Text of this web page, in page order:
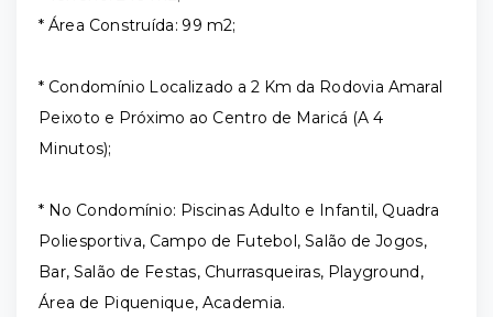
* Área Construída: 99 m2;
* Condomínio Localizado a 2 Km da Rodovia Amaral
Peixoto e Próximo ao Centro de Maricá (A 4
Minutos);
* No Condomínio: Piscinas Adulto e Infantil, Quadra
Poliesportiva, Campo de Futebol, Salão de Jogos,
Bar, Salão de Festas, Churrasqueiras, Playground,
Área de Piquenique, Academia.